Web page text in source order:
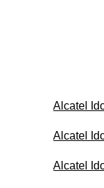
Alcatel
Alcatel
Alcatel